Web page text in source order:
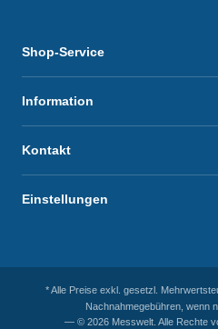
Shop-Service
Information
Kontakt
Einstellungen
* Alle Preise exkl. gesetzl.
Nachnahmegebühren, wenn
— © 2026 Messwelt. Alle Rechte